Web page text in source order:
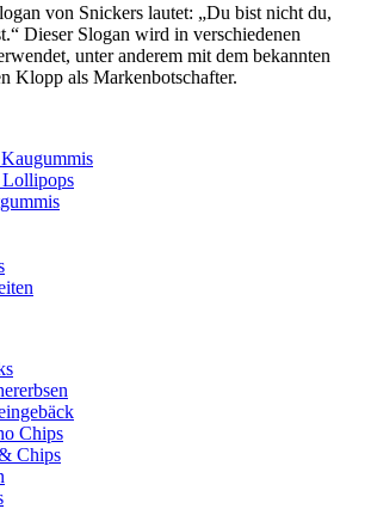
von Snickers lautet: „Du bist nicht du,
Dieser Slogan wird in verschiedenen
unter anderem mit dem bekannten
Klopp als Markenbotschafter.
Lollipops
Chips
Chips